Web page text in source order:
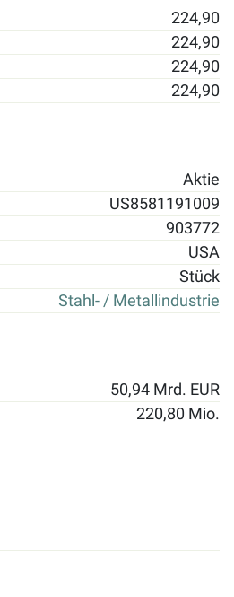
224,90
224,90
224,90
224,90
Aktie
US8581191009
903772
USA
Stück
Stahl- / Metallindustrie
50,94 Mrd. EUR
220,80 Mio.